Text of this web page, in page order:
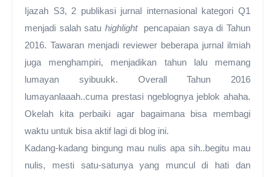
Ijazah S3, 2 publikasi jurnal internasional kategori Q1
menjadi salah satu highlight
pencapaian saya di Tahun
2016. Tawaran menjadi reviewer beberapa jurnal ilmiah
juga menghampiri, menjadikan tahun lalu memang
lumayan syibuukk. Overall Tahun 2016
lumayanlaaah..cuma prestasi ngeblognya jeblok ahaha.
Okelah kita perbaiki agar bagaimana bisa membagi
waktu untuk bisa aktif lagi di blog ini.
Kadang-kadang bingung mau nulis apa sih..begitu mau
nulis, mesti satu-satunya yang muncul di hati dan